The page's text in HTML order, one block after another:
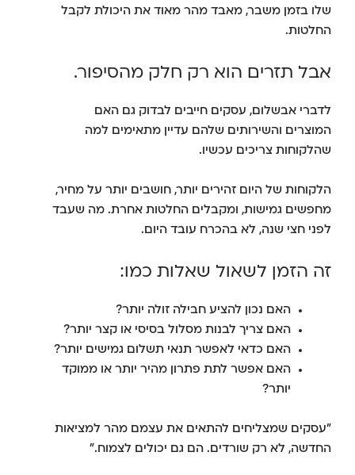
שלו בזמן משבר, מאבד מהר מאוד את היכולת לקבל
החלטות.
אבל תזרים הוא רק חלק מהסיפור.
לדברי אבשלום, עסקים חייבים לבדוק גם האם
המוצרים והשירותים שלהם עדיין מתאימים למה
שהלקוחות צריכים עכשיו.
הלקוחות של היום זהירים יותר, חושבים יותר על מחיר,
מחפשים גמישות, ומקבלים החלטות אחרת. מה שעבד
לפני חצי שנה, לא בהכרח עובד היום.
זה הזמן לשאול שאלות כמו:
האם נכון להציע חבילה זולה יותר?
האם צריך לבנות מסלול בסיסי או קצר יותר?
האם כדאי לאפשר תנאי תשלום גמישים יותר?
האם אפשר לתת פתרון מהיר יותר או ממוקד
יותר?
"עסקים שמצליחים להתאים את עצמם מהר למציאות
החדשה, לא רק שורדים. הם גם יכולים לצמוח."